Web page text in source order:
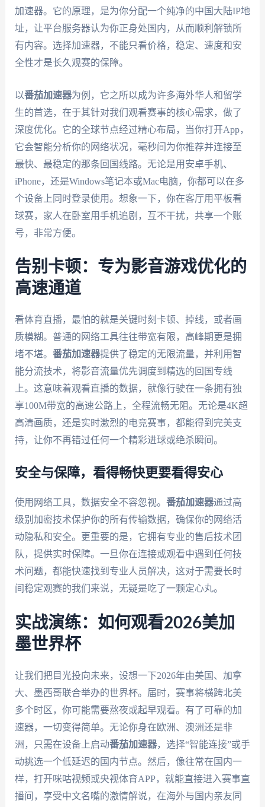
加速器。它的原理，是为你分配一个纯净的中国大陆IP地
址，让平台服务器认为你正身处国内，从而顺利解锁所
有内容。选择加速器，不能只看价格，稳定、速度和安
全性才是长久观赛的保障。
以番茄加速器为例，它之所以成为许多海外华人和留学
生的首选，在于其针对我们观看赛事的核心需求，做了
深度优化。它的全球节点经过精心布局，当你打开App，
它会智能分析你的网络状况，毫秒间为你推荐并连接至
最快、最稳定的那条回国线路。无论是用安卓手机、
iPhone，还是Windows笔记本或Mac电脑，你都可以在多
个设备上同时登录使用。想象一下，你在客厅用平板看
球赛，家人在卧室用手机追剧，互不干扰，共享一个账
号，非常方便。
告别卡顿：专为影音游戏优化的
高速通道
看体育直播，最怕的就是关键时刻卡顿、掉线，或者画
质模糊。普通的网络工具往往带宽有限，高峰期更是拥
堵不堪。 番茄加速器提供了稳定的无限流量，并利用智
能分流技术，将影音流量优先调度到精选的回国专线
上。这意味着观看直播的数据，就像行驶在一条拥有独
享100M带宽的高速公路上，全程流畅无阻。无论是4K超
高清画质，还是实时激烈的电竞赛事，都能得到完美支
持，让你不再错过任何一个精彩进球或绝杀瞬间。
安全与保障，看得畅快更要看得安心
使用网络工具，数据安全不容忽视。 番茄加速器通过高
级别加密技术保护你的所有传输数据，确保你的网络活
动隐私和安全。更重要的是，它拥有专业的售后技术团
队，提供实时保障。一旦你在连接或观看中遇到任何技
术问题，都能快速找到专业人员解决，这对于需要长时
间稳定观赛的我们来说，无疑是吃了一颗定心丸。
实战演练：如何观看2026美加
墨世界杯
让我们把目光投向未来，设想一下2026年由美国、加拿
大、墨西哥联合举办的世界杯。届时，赛事将横跨北美
多个时区，你可能需要熬夜或起早观看。有了可靠的加
速器，一切变得简单。无论你身在欧洲、澳洲还是非
洲，只需在设备上启动番茄加速器，选择“智能连接”或手
动挑选一个低延迟的国内节点。然后，像往常在国内一
样，打开咪咕视频或央视体育APP，就能直接进入赛事直
播间，享受中文名嘴的激情解说，在海外与国内亲友同